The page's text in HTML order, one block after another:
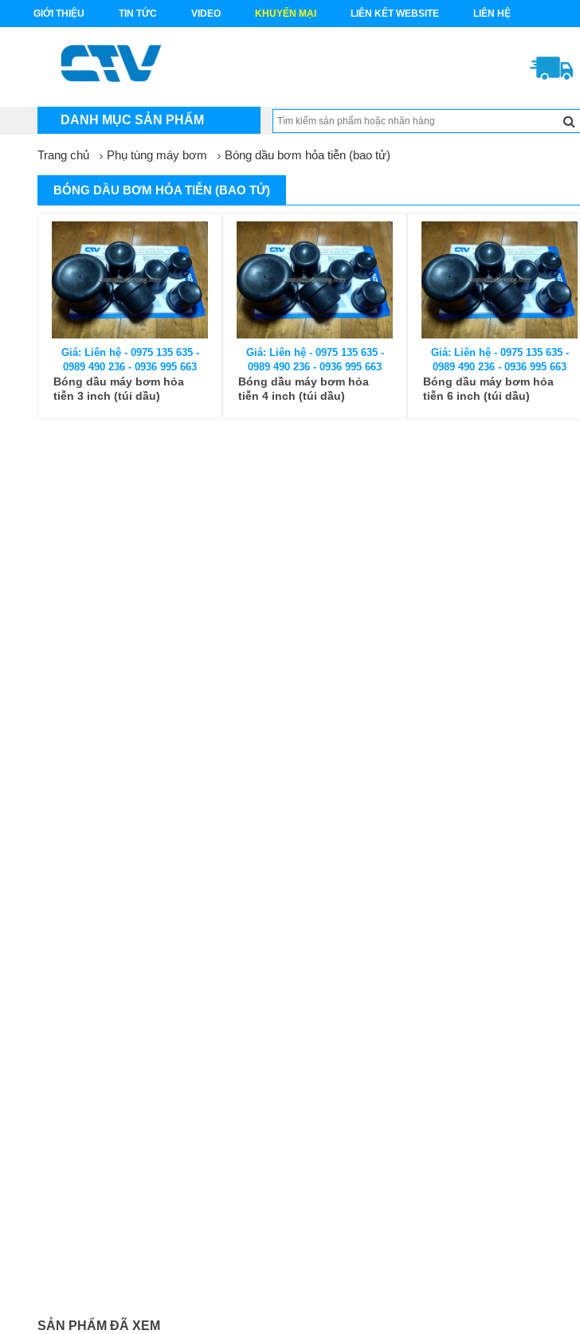
GIỚI THIỆU TIN TỨC VIDEO KHUYẾN MẠI LIÊN KẾT WEBSITE LIÊN HỆ
DANH MỤC SẢN PHẨM
Trang chủ Phụ tùng máy bơm Bóng dầu bơm hỏa tiễn (bao tử)
BÓNG DẦU BƠM HỎA TIỄN (BAO TỬ)
Giá: Liên hệ - 0975 135 635 -
0989 490 236 - 0936 995 663
Bóng dầu máy bơm hỏa
tiễn 3 inch (túi dầu)
Giá: Liên hệ - 0975 135 635 -
0989 490 236 - 0936 995 663
Bóng dầu máy bơm hỏa
tiễn 4 inch (túi dầu)
Giá: Liên hệ - 0975 135 635 -
0989 490 236 - 0936 995 663
Bóng dầu máy bơm hỏa
tiễn 6 inch (túi dầu)
SẢN PHẨM ĐÃ XEM